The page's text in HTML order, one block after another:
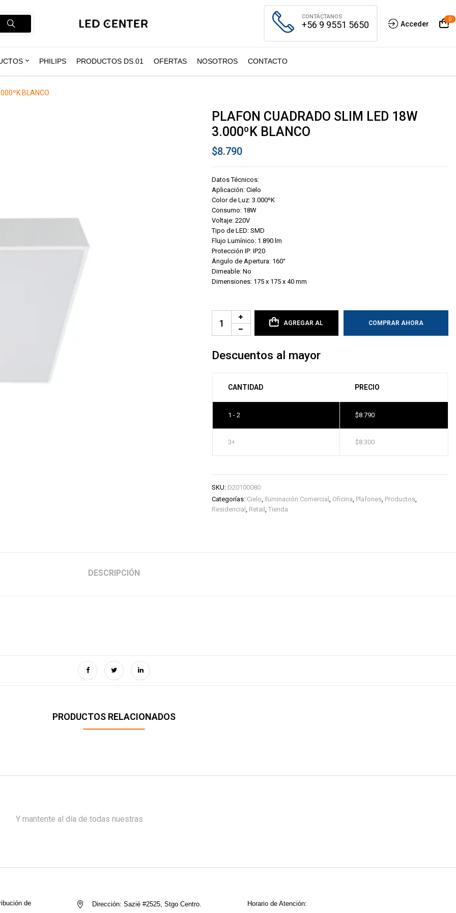
CONTÁCTANOS
+56 9 9551 5650 Acceder
0
PHILIPS PRODUCTOS DS.01 OFERTAS NOSOTROS CONTACTO
BLANCO
PLAFON CUADRADO SLIM LED 18W
3.000ºK BLANCO
$8.790
Datos Técnicos:
Aplicación: Cielo
Color de Luz: 3.000ºK
Consumo: 18W
Voltaje: 220V
Tipo de LED: SMD
Flujo Lumínico: 1.890 lm
Protección IP: IP20
Ángulo de Apertura: 160°
Dimeable: No
Dimensiones: 175 x 175 x 40 mm
AGREGAR AL COMPRAR AHORA
Descuentos al mayor
CANTIDAD PRECIO
1 - 2 $8.790
3+ $8.300
SKU: D20100080
Categorías: Cielo, Iluminación Comercial , Oficina, Plafones, Productos,
Residencial , Retail , Tienda
DESCRIPCIÓN
PRODUCTOS RELACIONADOS
Y mantente al día de todas nuestras
de
Dirección: Sazié #2525, Stgo Centro. Horario de Atención: